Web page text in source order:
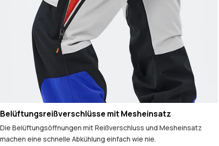
Belüftungsreißverschlüsse mit Mesheinsatz
Die Belüftungsöffnungen mit Reißverschluss und Mesheinsatz
machen eine schnelle Abkühlung einfach wie nie.